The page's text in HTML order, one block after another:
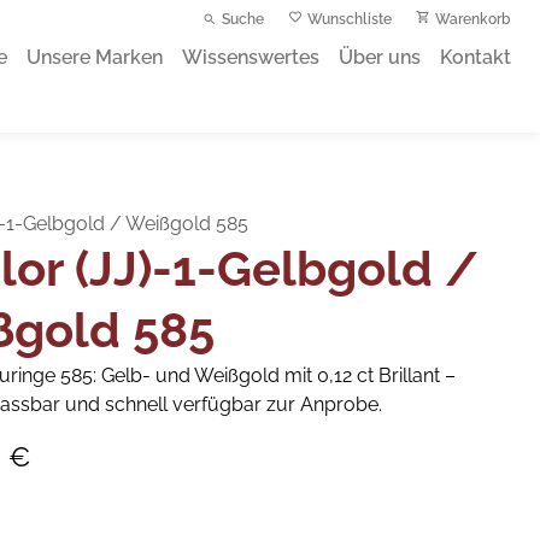
Suche Wunschliste Warenkorb
Unsere Marken Wissenswertes Über uns Kontakt
1-Gelbgold / Weißgold 585
(JJ)-1-Gelbgold /
585
585: Gelb- und Weißgold mit 0,12 ct Brillant –
und schnell verfügbar zur Anprobe.
€